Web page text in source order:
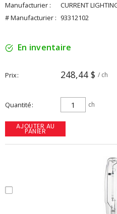
Manufacturier :
CURRENT
# Manufacturier : 93312102
En inventaire
Prix 248,44 $ / ch
Quantité ch
AJOUTER AU
PANIER